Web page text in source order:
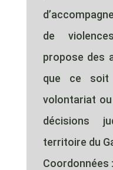
de
propose des
que ce
volontariat
décisions
territoire du
Coordonnées :